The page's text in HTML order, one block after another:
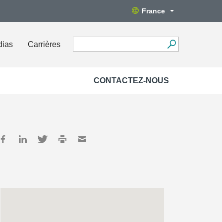
France
Carrières
CONTACTEZ-NOUS